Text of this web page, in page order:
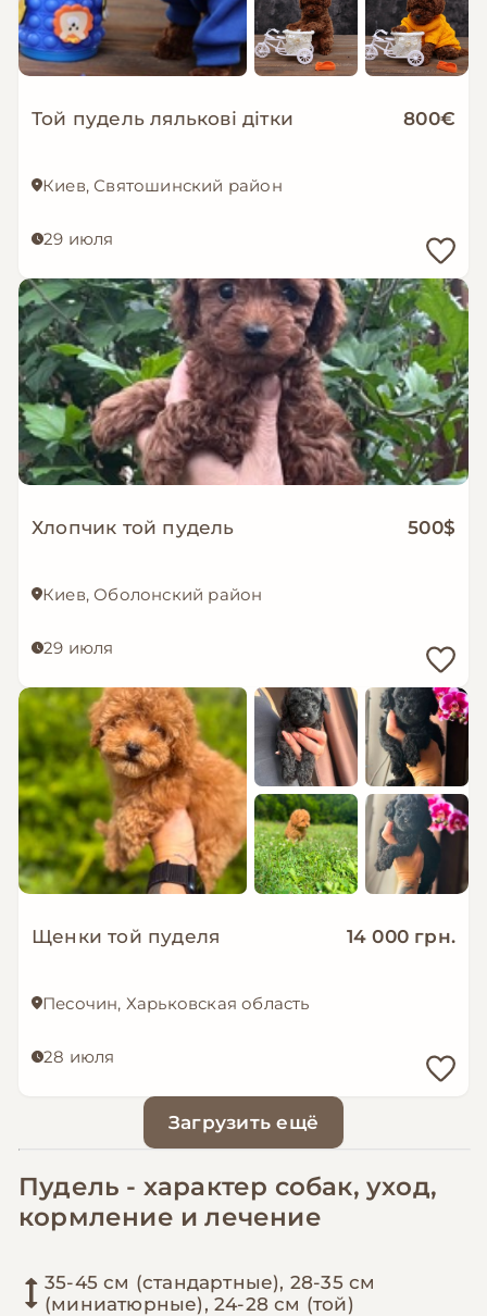
Той пудель лялькові дітки 800€
Киев, Святошинский район
29 июля
Хлопчик той пудель 500$
Киев, Оболонский район
29 июля
Щенки той пуделя 14 000 грн.
Песочин, Харьковская область
28 июля
Загрузить ещё
Пудель - характер собак, уход,
кормление и лечение
35-45 см (стандартные), 28-35 см
(миниатюрные), 24-28 см (той)